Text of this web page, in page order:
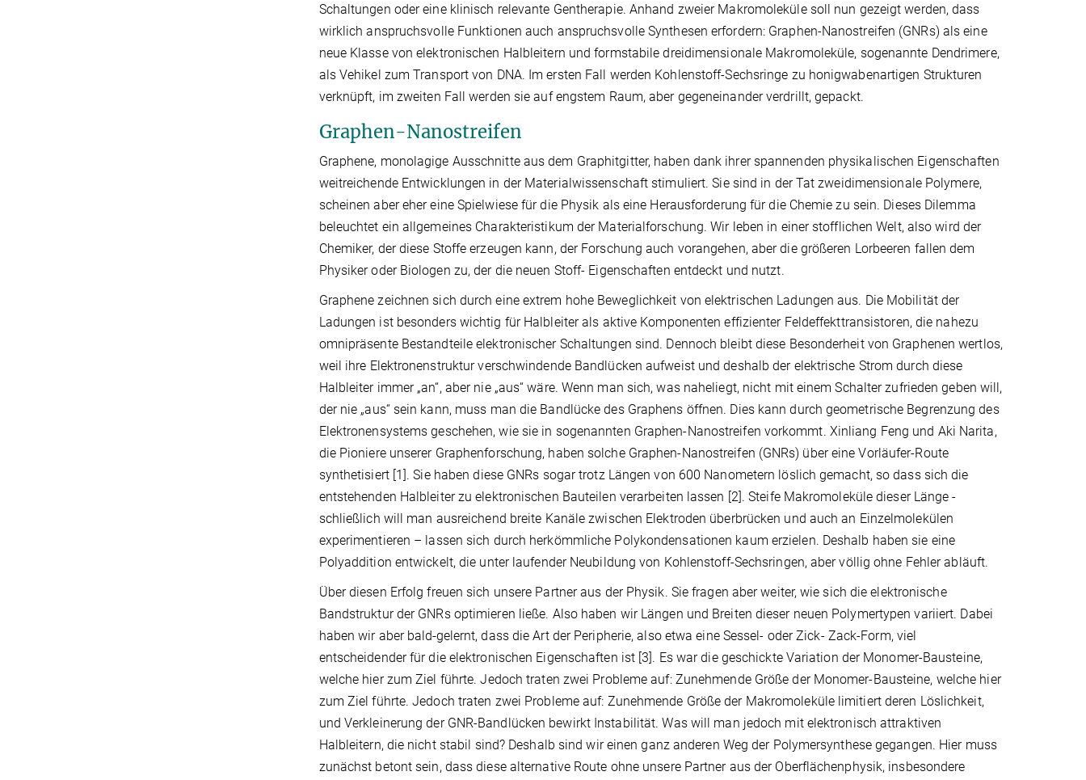
Schaltungen oder eine klinisch relevante Gentherapie. Anhand zweier Makromoleküle soll nun gezeigt werden, dass
wirklich anspruchsvolle Funktionen auch anspruchsvolle Synthesen erfordern: Graphen-Nanostreifen (GNRs) als eine
neue Klasse von elektronischen Halbleitern und formstabile dreidimensionale Makromoleküle, sogenannte Dendrimere,
als Vehikel zum Transport von DNA. Im ersten Fall werden Kohlenstoff-Sechsringe zu honigwabenartigen Strukturen
verknüpft, im zweiten Fall werden sie auf engstem Raum, aber gegeneinander verdrillt, gepackt.
Graphen-Nanostreifen
Graphene, monolagige Ausschnitte aus dem Graphitgitter, haben dank ihrer spannenden physikalischen Eigenschaften
weitreichende Entwicklungen in der Materialwissenschaft stimuliert. Sie sind in der Tat zweidimensionale Polymere,
scheinen aber eher eine Spielwiese für die Physik als eine Herausforderung für die Chemie zu sein. Dieses Dilemma
beleuchtet ein allgemeines Charakteristikum der Materialforschung. Wir leben in einer stofflichen Welt, also wird der
Chemiker, der diese Stoffe erzeugen kann, der Forschung auch vorangehen, aber die größeren Lorbeeren fallen dem
Physiker oder Biologen zu, der die neuen Stoff- Eigenschaften entdeckt und nutzt.
Graphene zeichnen sich durch eine extrem hohe Beweglichkeit von elektrischen Ladungen aus. Die Mobilität der
Ladungen ist besonders wichtig für Halbleiter als aktive Komponenten effizienter Feldeffekttransistoren, die nahezu
omnipräsente Bestandteile elektronischer Schaltungen sind. Dennoch bleibt diese Besonderheit von Graphenen wertlos,
weil ihre Elektronenstruktur verschwindende Bandlücken aufweist und deshalb der elektrische Strom durch diese
Halbleiter immer „an“, aber nie „aus“ wäre. Wenn man sich, was naheliegt, nicht mit einem Schalter zufrieden geben will,
der nie „aus“ sein kann, muss man die Bandlücke des Graphens öffnen. Dies kann durch geometrische Begrenzung des
Elektronensystems geschehen, wie sie in sogenannten Graphen-Nanostreifen vorkommt. Xinliang Feng und Aki Narita,
die Pioniere unserer Graphenforschung, haben solche Graphen-Nanostreifen (GNRs) über eine Vorläufer-Route
synthetisiert [1]. Sie haben diese GNRs sogar trotz Längen von 600 Nanometern löslich gemacht, so dass sich die
entstehenden Halbleiter zu elektronischen Bauteilen verarbeiten lassen [2]. Steife Makromoleküle dieser Länge -
schließlich will man ausreichend breite Kanäle zwischen Elektroden überbrücken und auch an Einzelmolekülen
experimentieren – lassen sich durch herkömmliche Polykondensationen kaum erzielen. Deshalb haben sie eine
Polyaddition entwickelt, die unter laufender Neubildung von Kohlenstoff-Sechsringen, aber völlig ohne Fehler abläuft.
Über diesen Erfolg freuen sich unsere Partner aus der Physik. Sie fragen aber weiter, wie sich die elektronische
Bandstruktur der GNRs optimieren ließe. Also haben wir Längen und Breiten dieser neuen Polymertypen variiert. Dabei
haben wir aber bald gelernt, dass die Art der Peripherie, also etwa eine Sessel- oder Zick- Zack-Form, viel
entscheidender für die elektronischen Eigenschaften ist [3]. Es war die geschickte Variation der Monomer-Bausteine,
welche hier zum Ziel führte. Jedoch traten zwei Probleme auf: Zunehmende Größe der Monomer-Bausteine, welche hier
zum Ziel führte. Jedoch traten zwei Probleme auf: Zunehmende Größe der Makromoleküle limitiert deren Löslichkeit,
und Verkleinerung der GNR-Bandlücken bewirkt Instabilität. Was will man jedoch mit elektronisch attraktiven
Halbleitern, die nicht stabil sind? Deshalb sind wir einen ganz anderen Weg der Polymersynthese gegangen. Hier muss
zunächst betont sein, dass diese alternative Route ohne unsere Partner aus der Oberflächenphysik, insbesondere